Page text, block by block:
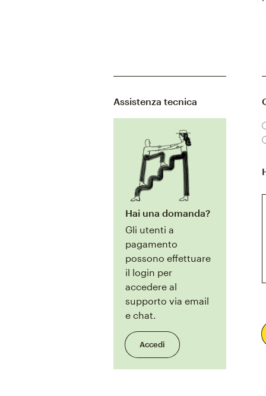
Assistenza tecnica
Hai una domanda?
Gli utenti a
pagamento
possono effettuare
il login per
accedere al
supporto via email
e chat.
Accedi